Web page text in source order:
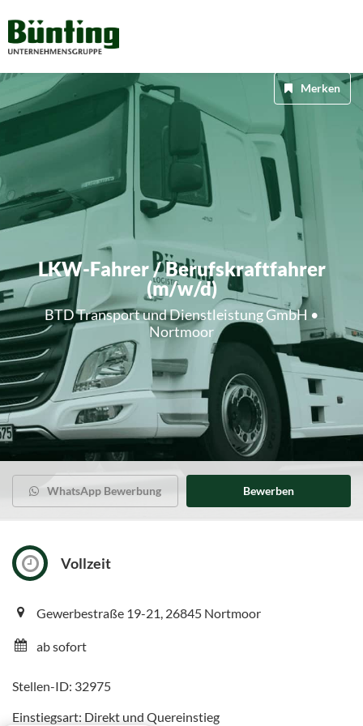
LKW-Fahrer / Berufskraftfahrer
(m/w/d)
BTD Transport und Dienstleistung GmbH •
Nortmoor
Merken
WhatsApp Bewerbung Bewerben
Vollzeit
Gewerbestraße 19-21, 26845 Nortmoor
ab sofort
Stellen-ID: 32975
Einstiegsart: Direkt und Quereinstieg